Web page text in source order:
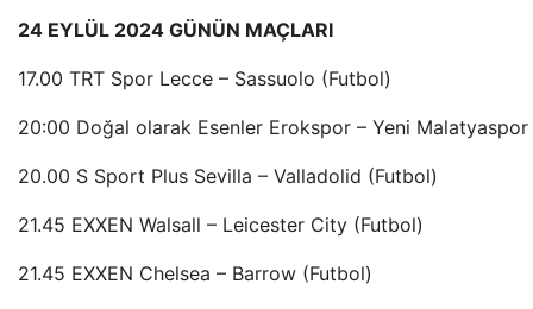
24 EYLÜL 2024 GÜNÜN MAÇLARI
17.00 TRT Spor Lecce – Sassuolo (Futbol)
20:00 Doğal olarak Esenler Erokspor – Yeni
20.00 S Sport Plus Sevilla – Valladolid (Futbol)
21.45 EXXEN Walsall – Leicester City (Futbol)
21.45 EXXEN Chelsea – Barrow (Futbol)